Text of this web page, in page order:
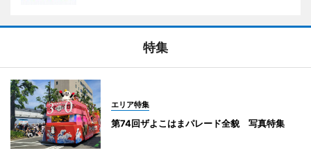
特集
エリア特集
第74回ザよこはまパレード全貌 写真特集